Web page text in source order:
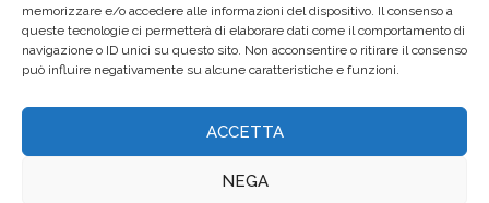
memorizzare e/o accedere alle informazioni del dispositivo. Il consenso a
queste tecnologie ci permetterà di elaborare dati come il comportamento di
navigazione o ID unici su questo sito. Non acconsentire o ritirare il consenso
può influire negativamente su alcune caratteristiche e funzioni.
ACCETTA
NEGA
Contattaci
Privacy Policy